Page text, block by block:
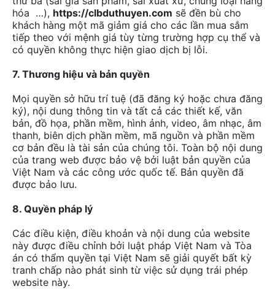
hóa …), https://clbduthuyen.com sẽ đền bù cho
khách hàng một mã giảm giá cho các lần mua sắm
tiếp theo với mệnh giá tùy từng trường hợp cụ thể và
có quyền không thực hiện giao dịch bị lỗi.
7. Thương hiệu và bản quyền
Mọi quyền sở hữu trí tuệ (đã đăng ký hoặc chưa đăng
ký), nội dung thông tin và tất cả các thiết kế, văn
bản, đồ họa, phần mềm, hình ảnh, video, âm nhạc, âm
thanh, biên dịch phần mềm, mã nguồn và phần mềm
cơ bản đều là tài sản của chúng tôi. Toàn bộ nội dung
của trang web được bảo vệ bởi luật bản quyền của
Việt Nam và các công ước quốc tế. Bản quyền đã
được bảo lưu.
8. Quyền pháp lý
Các điều kiện, điều khoản và nội dung của website
này được điều chỉnh bởi luật pháp Việt Nam và Tòa
án có thẩm quyền tại Việt Nam sẽ giải quyết bất kỳ
tranh chấp nào phát sinh từ việc sử dụng trái phép
website này.